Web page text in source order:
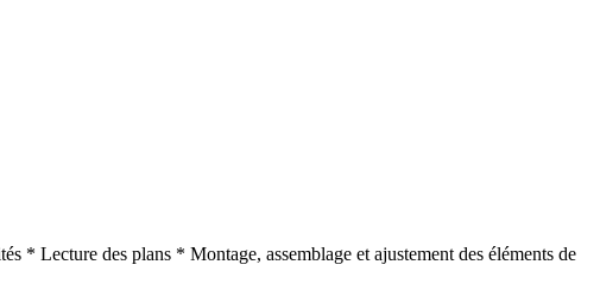
* Lecture des plans * Montage, assemblage et ajustement des éléments de